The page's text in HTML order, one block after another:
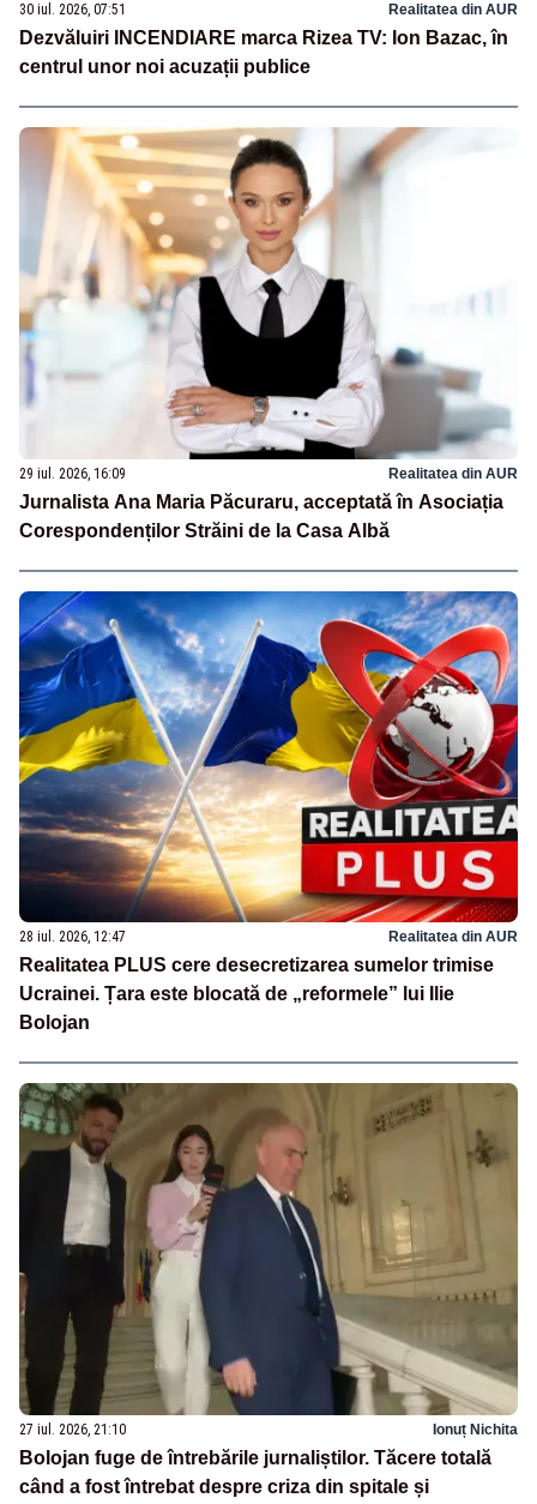
30 iul. 2026, 07:51 Realitatea din AUR
Dezvăluiri INCENDIARE marca Rizea TV: Ion Bazac, în
centrul unor noi acuzații publice
29 iul. 2026, 16:09 Realitatea din AUR
Jurnalista Ana Maria Păcuraru, acceptată în Asociația
Corespondenților Străini de la Casa Albă
28 iul. 2026, 12:47 Realitatea din AUR
Realitatea PLUS cere desecretizarea sumelor trimise
Ucrainei. Țara este blocată de „reformele” lui Ilie
Bolojan
27 iul. 2026, 21:10 Ionuț Nichita
Bolojan fuge de întrebările jurnaliștilor. Tăcere totală
când a fost întrebat despre criza din spitale și